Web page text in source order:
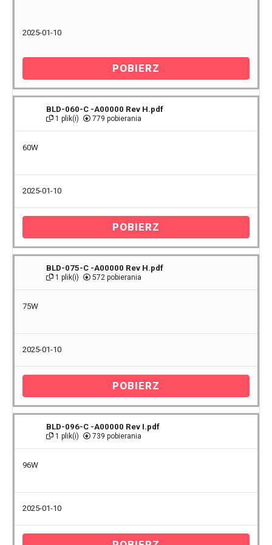
2025-01-10
POBIERZ
BLD-060-C -A00000 Rev H.pdf
1 plik(i) 779 pobierania
60W
2025-01-10
POBIERZ
BLD-075-C -A00000 Rev H.pdf
1 plik(i) 572 pobierania
75W
2025-01-10
POBIERZ
BLD-096-C -A00000 Rev I.pdf
1 plik(i) 739 pobierania
96W
2025-01-10